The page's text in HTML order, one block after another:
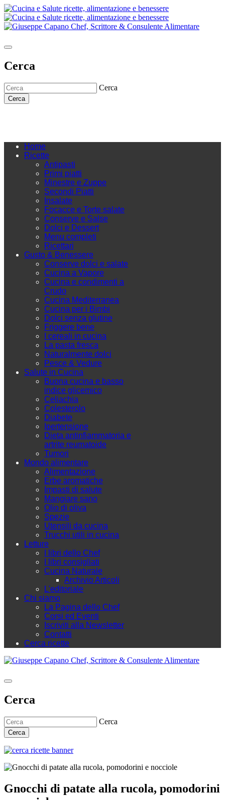
Cerca
Cerca
Cerca
Home
Ricette
Antipasti
Primi piatti
Minestre e Zuppe
Secondi Piatti
Insalate
Focacce e Torte salate
Conserve e Salse
Dolci e Dessert
Menu completi
Ricettari
Gusto & Benessere
Conserve dolci e salate
Cucina a Vapore
Cucina e condimenti a
Crudo
Cucina Mediterranea
Cucina per i Bimbi
Dolci senza glutine
Friggere bene
I cereali in cucina
La pasta fresca
Naturalmente dolci
Pesce & Vedure
Salute in Cucina
Buona cucina e basso
indice glicemico
Celiachia
Colesterolo
Diabete
Ipertensione
Dieta antinfiammatoria e
artrite reumatoide
Tumori
Mondo alimentare
Alimentazione
Erbe aromatiche
Impasti di salute
Mangiare sano
Olio di oliva
Spezie
Utensili da cucina
Trucchi utili in cucina
Letture
I libri dello Chef
I libri consigliati
Cucina Naturale
Archivio Articoli
L'editoriale
Chi siamo
La Pagina dello Chef
Corsi ed Eventi
Iscriviti alla Newsletter
Contatti
Cerca ricette
Cerca
Cerca
Cerca
Gnocchi di patate alla rucola, pomodorini